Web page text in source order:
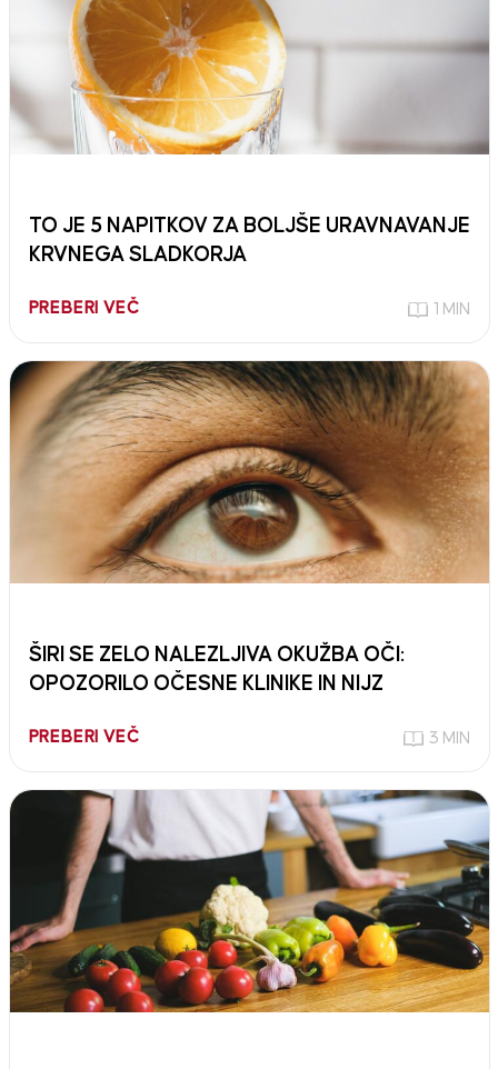
TO JE 5 NAPITKOV ZA BOLJŠE URAVNAVANJE
KRVNEGA SLADKORJA
PREBERI VEČ 1 MIN
ŠIRI SE ZELO NALEZLJIVA OKUŽBA OČI:
OPOZORILO OČESNE KLINIKE IN NIJZ
PREBERI VEČ 3 MIN